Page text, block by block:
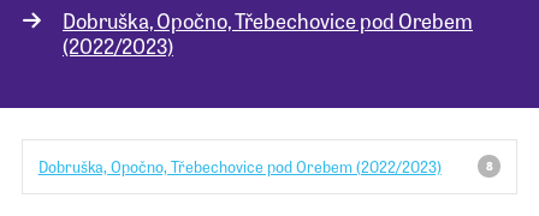
Pro školy
Dobruška, Opočno, Třebechovice pod Orebem
(2022/2023)
Dobruška, Opočno, Třebechovice pod Orebem (2022/2023) 8